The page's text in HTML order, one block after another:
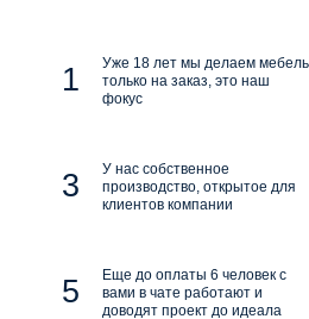
Уже 18 лет мы делаем мебель
только на заказ, это наш
фокус
У нас собственное
производство, открытое для
клиентов компании
Еще до оплаты 6 человек с
вами в чате работают и
доводят проект до идеала